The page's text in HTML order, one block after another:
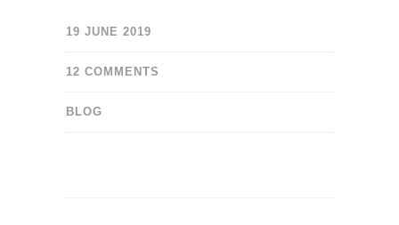
19 JUNE 2019
12 COMMENTS
BLOG